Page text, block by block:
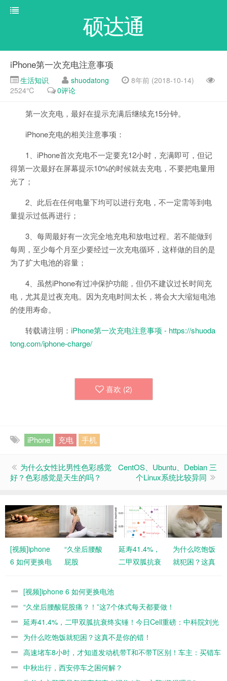
硕达通
iPhone第一次充电注意事项
生活知识 shuodatong
8年前 (2018-10-14)
2524℃
0评论
第一次充电，最好在提示充满后继续充15分钟。
iPhone充电的相关注意事项：
1、iPhone首次充电不一定要充12小时，充满即可，但记
得第一次最好在屏幕提示10%的时候就去充电，不要把电量用
光了；
2、此后在任何电量下均可以进行充电，不一定需等到电
量提示过低再进行；
3、每周最好有一次完全地充电和放电过程。若不能做到
每周，至少每个月至少要经过一次充电循环，这样做的目的是
为了扩大电池的容量；
4、虽然iPhone有过冲保护功能，但仍不建议过长时间充
电，尤其是过夜充电。因为充电时间太长，将会大大缩短电池
的使用寿命。
转载请注明： iPhone第一次充电注意事项 - https://shuoda
tong.com/iphone-charge/
喜欢 (2)
iPhone 充电 手机
为什么女性比男性色彩感觉
好？色彩感觉是天生的吗？
CentOS、Ubuntu、Debian 三
个Linux系统比较异同
[视频]iphone
6 如何更换电
“久坐后腰酸
屁股
体式每天都要
延寿41.4%，
二甲双胍抗衰
题组发文，原
来大脑才是胍
胍抗衰的关键
为什么吃饱饭
就犯困？这真
[视频]iphone 6 如何更换电池
“久坐后腰酸屁股痛？！”这7个体式每天都要做！
延寿41.4%，二甲双胍抗衰终实锤！今日Cell重磅：中科院刘光
慧课题组发文，原来大脑才是胍胍抗衰的关键
为什么吃饱饭就犯困？这真不是你的错！
高速堵车8小时，才知道发动机带T和不带T区别！车主：买错车
了 中秋出行，西安停车之困何解？